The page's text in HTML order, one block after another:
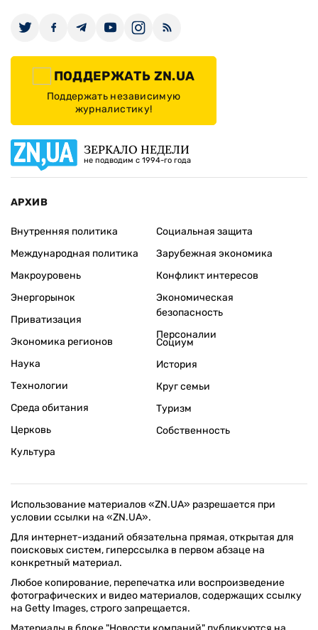
ПОДДЕРЖАТЬ ZN.UA
Поддержать независимую
журналистику!
ЗЕРКАЛО НЕДЕЛИ
не подводим с 1994-го года
АРХИВ
Внутренняя политика
Международная политика
Макроуровень
Энергорынок
Приватизация
Экономика регионов
Социальная защита
Зарубежная экономика
Конфликт интересов
Экономическая
безопасность
Персоналии
Наука
Технологии
Среда обитания
Церковь
Культура
Социум
История
Круг семьи
Туризм
Собственность
Использование материалов «ZN.UA» разрешается при
условии ссылки на «ZN.UA».
Для интернет-изданий обязательна прямая, открытая для
поисковых систем, гиперссылка в первом абзаце на
конкретный материал.
Любое копирование, перепечатка или воспроизведение
фотографических и видео материалов, содержащих ссылку
на Getty Images, строго запрещается.